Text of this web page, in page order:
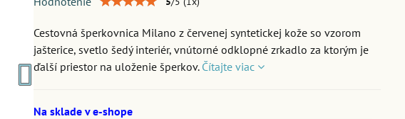
Cestovná šperkovnica Milano z červenej syntetickej kože so vzorom
jašterice, svetlo šedý interiér, vnútorné odklopné zrkadlo za ktorým je
ďalší priestor na uloženie šperkov. Čítajte viac
Na sklade v e-shope